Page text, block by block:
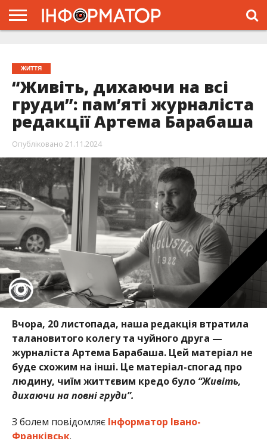
ЖИТТЯ
“Живіть, дихаючи на всі
груди”: пам’яті журналіста
редакції Артема Барабаша
Опубліковано 21.11.2024
Вчора, 20 листопада, наша редакція втратила
талановитого колегу та чуйного друга —
журналіста Артема Барабаша. Цей матеріал не
буде схожим на інші. Це матеріал-спогад про
людину, чиїм життєвим кредо було “Живіть,
дихаючи на повні груди”.
З болем повідомляє Інформатор Івано-
Франківськ.